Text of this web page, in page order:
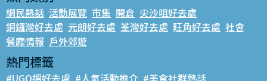
網民熱話 活動展覽 市集 開倉 尖沙咀好去處
銅鑼灣好去處 元朗好去處 荃灣好去處 旺角好去處 社會
餐廳情報 戶外郊遊
熱門標籤